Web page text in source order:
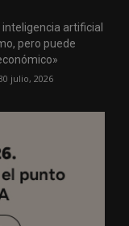
inteligencia artificial
pero puede
julio, 2026